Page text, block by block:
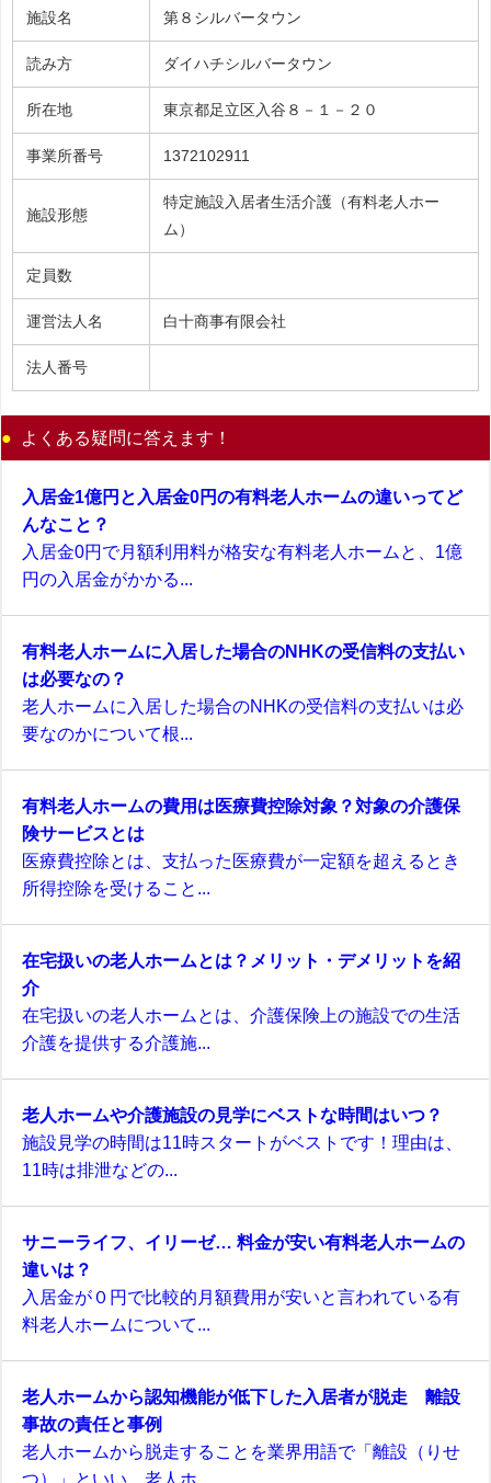
施設名 第８シルバータウン
読み方 ダイハチシルバータウン
所在地 東京都足立区入谷８－１－２０
事業所番号 1372102911
施設形態
特定施設入居者生活介護（有料老人ホー
ム）
定員数
運営法人名 白十商事有限会社
法人番号
よくある疑問に答えます！
入居金1億円と入居金0円の有料老人ホームの違いってど
んなこと？
入居金0円で月額利用料が格安な有料老人ホームと、1億
円の入居金がかかる...
有料老人ホームに入居した場合のNHKの受信料の支払い
は必要なの？
老人ホームに入居した場合のNHKの受信料の支払いは必
要なのかについて根...
有料老人ホームの費用は医療費控除対象？対象の介護保
険サービスとは
医療費控除とは、支払った医療費が一定額を超えるとき
所得控除を受けること...
在宅扱いの老人ホームとは？メリット・デメリットを紹
介
在宅扱いの老人ホームとは、介護保険上の施設での生活
介護を提供する介護施...
老人ホームや介護施設の見学にベストな時間はいつ？
施設見学の時間は11時スタートがベストです！理由は、
11時は排泄などの...
サニーライフ、イリーゼ… 料金が安い有料老人ホームの
違いは？
入居金が０円で比較的月額費用が安いと言われている有
料老人ホームについて...
老人ホームから認知機能が低下した入居者が脱走 離設
事故の責任と事例
老人ホームから脱走することを業界用語で「離設（りせ
つ）」といい、老人ホ...